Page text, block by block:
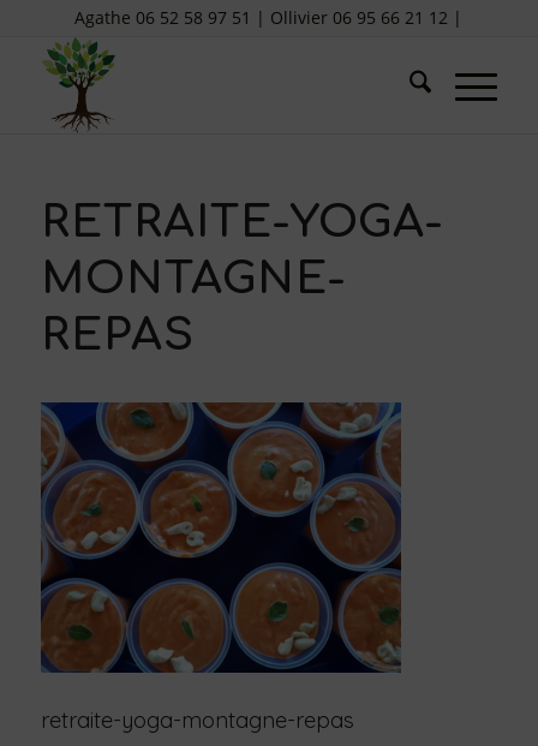
Agathe 06 52 58 97 51 | Ollivier 06 95 66 21 12 |
RETRAITE-YOGA-
MONTAGNE-
REPAS
retraite-yoga-montagne-repas